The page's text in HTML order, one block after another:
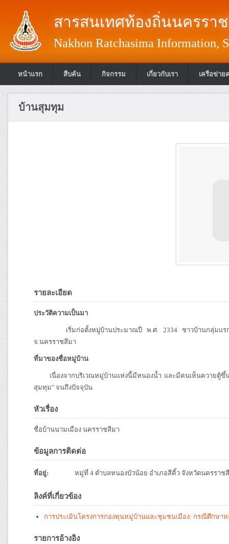
สารสนเทศท้องถิ่นนครรา
Nakhon Ratchasima Information,
หน้าแรก สืบค้น กิจกรรม เกี่ยวกับเรา เครือข่าย
บ้านสุมทุม
รายละเอียด
ประวัติความเป็นมา
เริ่มก่อตั้งหมู่บ้านประมาณปี พ.ศ. 2334 ชาวบ้านกลุ่มแรกย้า
จ.นครราชสีมา
ที่มาของชื่อหมู่บ้าน
เนื่องจากบริเวณหมู่บ้านแห่งนี้มีหนองน้ำ และมีคนเห็นควายตู้ขึ้น
สุมทุม" จนถึงปัจจุบัน
หัวเรื่อง
ชื่อบ้านนามเมือง นครราชสีมา
ข้อมูลการติดต่อ
ที่อยู่: หมู่ที่ 4 ตำบลหนองบัวน้อย อำเภอสีคิ้ว จังหวัดนครราช
ลิงค์ที่เกี่ยวข้อง
การประเมินโครงการกองทุนหมู่บ้านและชุมชนเมือง: กรณีศึกษ
รายการอ้างอิง